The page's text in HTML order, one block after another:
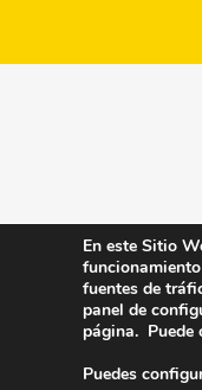
En este Sitio
fuentes de
panel de
página. Puede
Puedes